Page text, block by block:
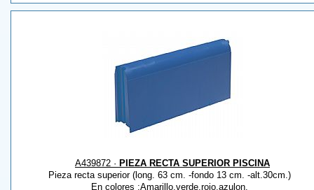
A439872 · PIEZA RECTA SUPERIOR PISCINA
Pieza recta superior (long. 63 cm. -fondo 13 cm. -alt.30cm.)
En colores :Amarillo,verde,rojo,azulon.